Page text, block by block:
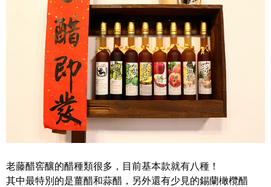
老藤醋窖釀的醋種類很多，目前基本款就有八種！
其中最特別的是薑醋和蒜醋，另外還有少見的錫蘭橄欖醋